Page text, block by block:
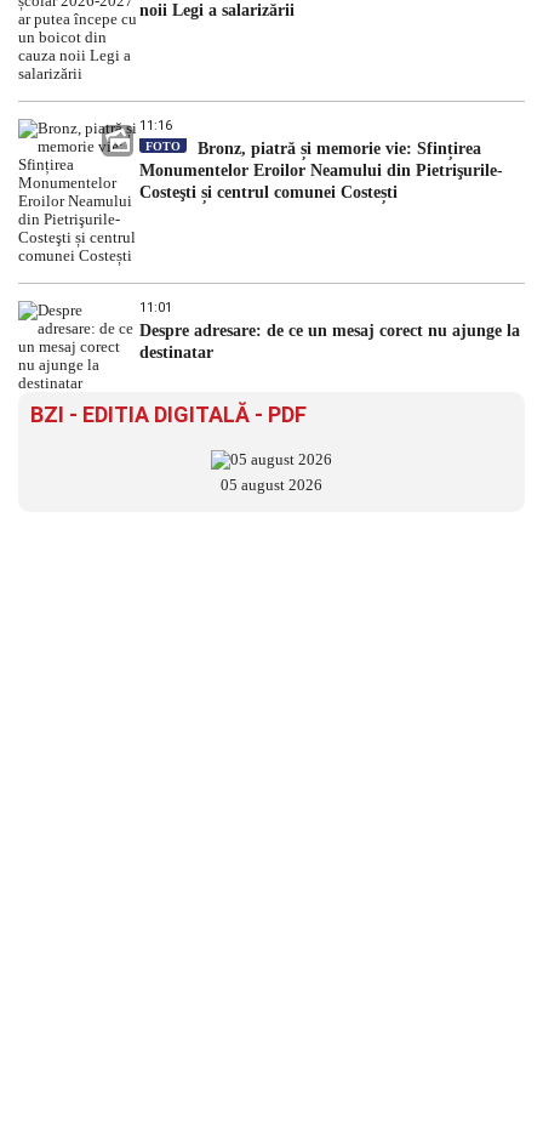
noii Legi a salarizării
11:16
FOTO
Bronz, piatră și memorie vie: Sfințirea
Monumentelor Eroilor Neamului din Pietrişurile-
Costeşti și centrul comunei Costești
11:01
Despre adresare: de ce un mesaj corect nu ajunge la
destinatar
BZI - EDITIA DIGITALĂ - PDF
05 august 2026